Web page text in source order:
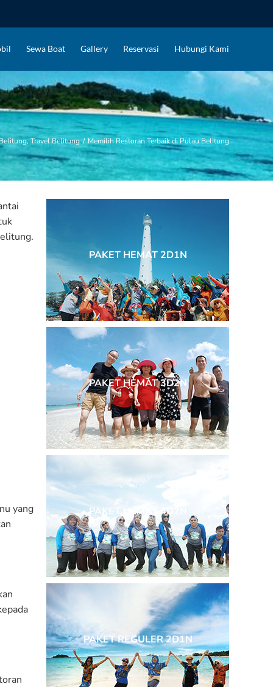
Sewa Boat Gallery Reservasi Hubungi Kami
,Travel Belitung / Memilih Restoran Terbaik di Pulau Belitung
yang
PAKET HEMAT 2D1N
PAKET HEMAT 3D2N
PAKET HEMAT 4D2N
PAKET REGULER 2D1N